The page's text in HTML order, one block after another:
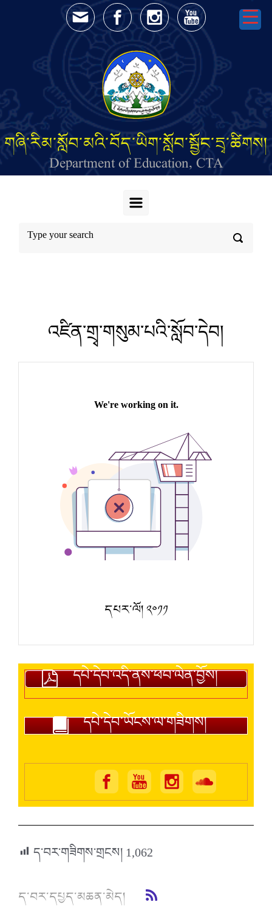
Skip to main content
གཞི་རིམ་སློབ་མའི་བོད་ཡིག་སློབ་སྦྱོང་དྲྭ་ཚིགས།
Department of Education, CTA
འཛིན་གྲྭ་གསུམ་པའི་སློབ་དེབ།
དཔར་ལོ། ༢༠༡༡
དཔེ་དེབ་འདི་ནས་ཕབ་ལེན་བྱོས།
དཔེ་དེབ་ཡོངས་ལ་གཟིགས།
ད་བར་གཟིགས་གྲངས།1,062
ད་བར་དཔྱད་མཆན་མེད།